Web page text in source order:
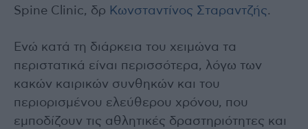
Spine Clinic, δρ Κωνσταντίνος Σταραντζής.
Ενώ κατά τη διάρκεια του χειμώνα τα
περιστατικά είναι περισσότερα, λόγω των
κακών καιρικών συνθηκών και του
περιορισμένου ελεύθερου χρόνου, που
εμποδίζουν τις αθλητικές δραστηριότητες και